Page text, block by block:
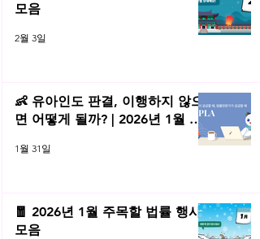
모음
2월 3일
👶 유아인도 판결, 이행하지 않으
면 어떻게 될까? | 2026년 1월 네
1월 31일
🧧 2026년 1월 주목할 법률 행사
모음